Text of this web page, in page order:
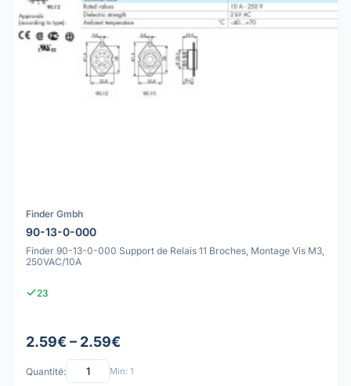
Finder Gmbh
90-13-0-000
Finder 90-13-0-000 Support de Relais 11 Broches, Montage Vis M3,
250VAC/10A
23
2.59€ – 2.59€
Quantité: Min: 1